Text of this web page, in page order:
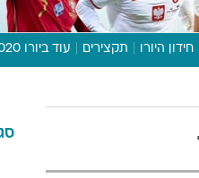
חידון היורו תקצירים עוד ביורו 2020
תכנית היורו